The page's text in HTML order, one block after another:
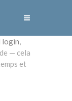
login,
— cela
et